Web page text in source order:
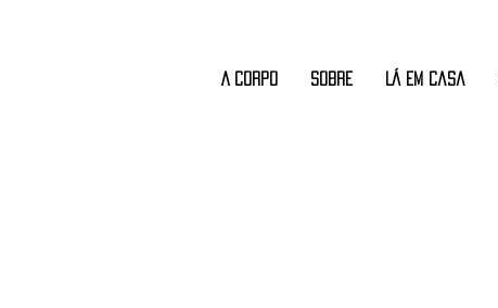
A CORPO Sobre Lá em Casa